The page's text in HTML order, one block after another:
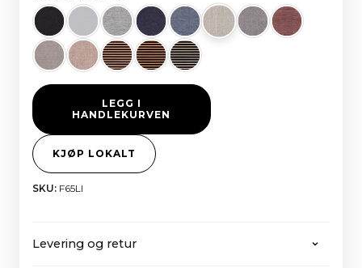
LEGG I
HANDLEKURVEN
KJØP LOKALT
SKU: F65LI
Levering og retur